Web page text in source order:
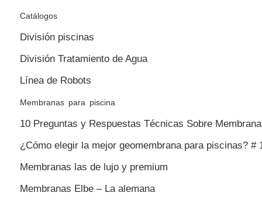
Catálogos
División piscinas
División Tratamiento de Agua
Línea de Robots
Membranas para piscina
10 Preguntas y Respuestas Técnicas Sobre
¿Cómo elegir la mejor geomembrana para piscinas? #
Membranas las de lujo y premium
Membranas Elbe – La alemana